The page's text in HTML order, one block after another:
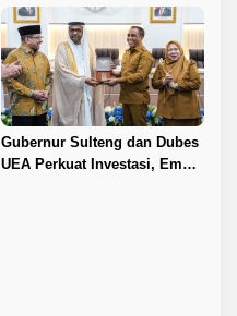
di Duyu
Gubernur Sulteng dan Dubes
UEA Perkuat Investasi, Empat